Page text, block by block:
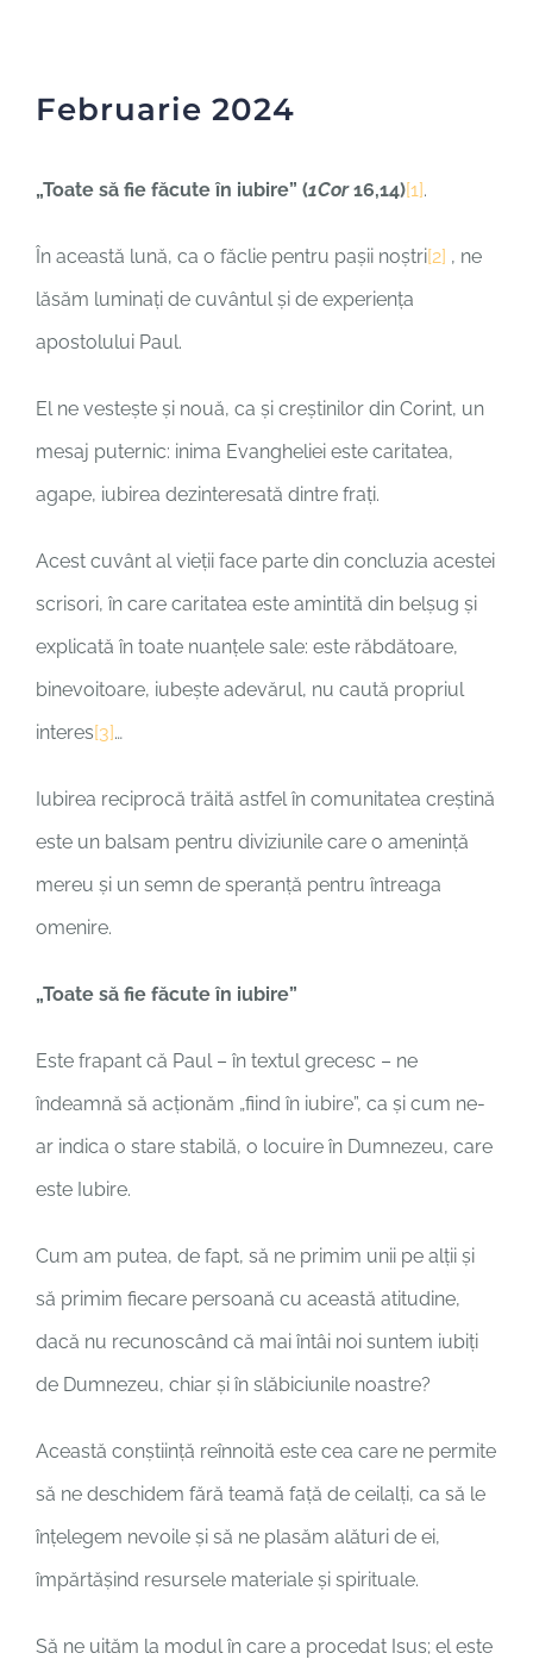
Februarie 2024
„Toate să fie făcute în iubire” (1Cor16,14)[1].
În această lună, ca o făclie pentru pașii noștri[2] , ne
lăsăm luminați de cuvântul și de experiența
apostolului Paul.
El ne vestește și nouă, ca și creștinilor din Corint, un
mesaj puternic: inima Evangheliei este caritatea,
agape, iubirea dezinteresată dintre frați.
Acest cuvânt al vieții face parte din concluzia acestei
scrisori, în care caritatea este amintită din belșug și
explicată în toate nuanțele sale: este răbdătoare,
binevoitoare, iubește adevărul, nu caută propriul
interes[3]…
Iubirea reciprocă trăită astfel în comunitatea creștină
este un balsam pentru diviziunile care o amenință
mereu și un semn de speranță pentru întreaga
omenire.
„Toate să fie făcute în iubire”
Este frapant că Paul – în textul grecesc – ne
îndeamnă să acționăm „fiind în iubire”, ca și cum ne-
ar indica o stare stabilă, o locuire în Dumnezeu, care
este Iubire.
Cum am putea, de fapt, să ne primim unii pe alții și
să primim fiecare persoană cu această atitudine,
dacă nu recunoscând că mai întâi noi suntem iubiți
de Dumnezeu, chiar și în slăbiciunile noastre?
Această conștiință reînnoită este cea care ne permite
să ne deschidem fără teamă față de ceilalți, ca să le
înțelegem nevoile și să ne plasăm alături de ei,
împărtășind resursele materiale și spirituale.
Să ne uităm la modul în care a procedat Isus; el este